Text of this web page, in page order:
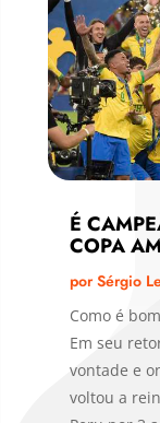
É
COPA
porSérgio
Como é
Em seu
vontade e
voltou a